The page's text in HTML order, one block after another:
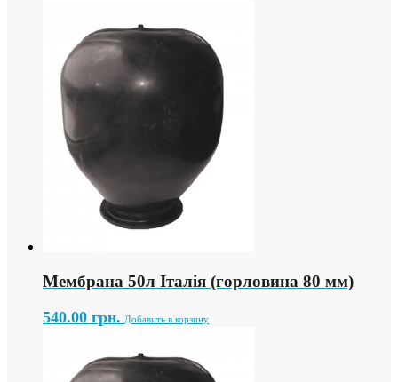
Мембрана 50л Італія (горловина 80 мм)
540.00 грн. Добавить в корзину